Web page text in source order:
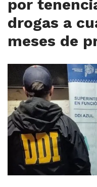
por
drogas a
meses de